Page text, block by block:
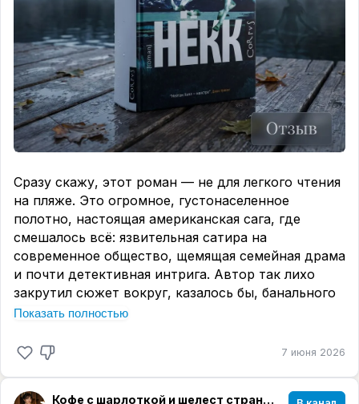
Сразу скажу, этот роман — не для легкого чтения
на пляже. Это огромное, густонаселенное
полотно, настоящая американская сага, где
смешалось всё: язвительная сатира на
современное общество, щемящая семейная драма
и почти детективная интрига. Автор так лихо
закрутил сюжет вокруг, казалось бы, банального
политического скандала, что я то смеялась в
комком в горле, потому что это было слишком
Больше всего меня задела линия матери главного
Показать полностью
7 июня 2026
Кофе с шарлоткой и шелест страниц☕️📖